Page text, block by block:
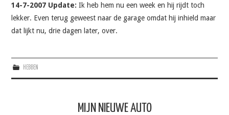
14-7-2007 Update: Ik heb hem nu een week en hij rijdt toch
lekker. Even terug geweest naar de garage omdat hij inhield maar
dat lijkt nu, drie dagen later, over.
HEBBEN
MIJN NIEUWE AUTO